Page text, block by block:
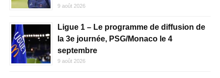
9 août 2026
Ligue 1 – Le programme de diffusion de
la 3e journée, PSG/Monaco le 4
septembre
9 août 2026